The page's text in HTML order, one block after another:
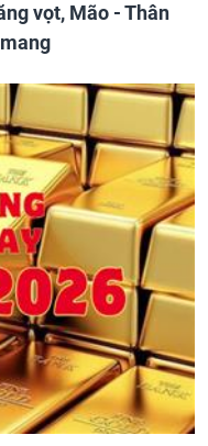
vọt, Mão - Thân